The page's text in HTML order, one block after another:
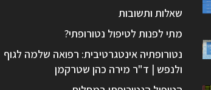
שאלות ותשובות
מתי לפנות לטיפול נטורופתי?
נטורופתיה אינטגרטיבית: רפואה שלמה לגוף
ולנפש | ד"ר מירה כהן שטרקמן